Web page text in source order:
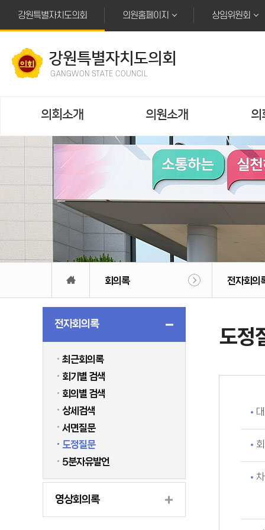
강원특별자치도의회
의원홈페이지 상임위원회
강원특별자치도의회
GANGWON STATE COUNCIL
의회소개 의원소개 의
회의록 전자회의
전자회의록
최근회의록
회기별 검색
회의별 검색
상세검색
서면질문
도정질문
5분자유발언
영상회의록
도정